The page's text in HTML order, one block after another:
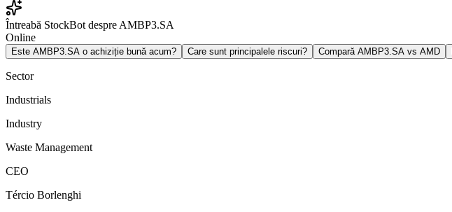
Întreabă StockBot despre AMBP3.SA
Online
Este AMBP3.SA o achiziție bună acum? Care sunt principalele riscuri? Compară AMBP3.SA vs AMD
Sector
Industrials
Industry
Waste Management
CEO
Tércio Borlenghi